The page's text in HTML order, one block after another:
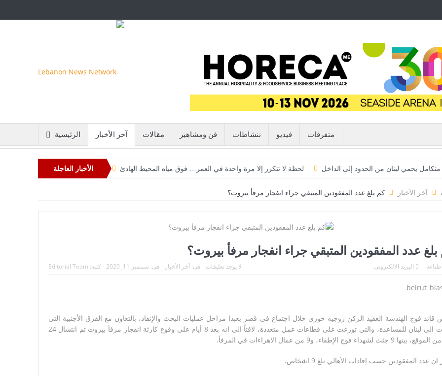
الرئيسية آخر الأخبار مقالات فن ومشاهير ننشاطات فيديو متفرقات
الأخبار العاجلة لحظة لا تتكرر إلا مرة واحدة في العمر… فوق مياه المحيط الهادئ متكامل يحمي لبنان من الحدود إلى الداخل
“فيفا” يتراجع تحت ضغط العالم… وإنفانتينو يواجه إحدى أكبر هزائمه السياسية لكن الخطر لا يزال مشتعلاً
لاندو نوريس ينهي انتظاراً دام ٨ أشهر… ويُعيد مكلارين إلى منصة الانتصار في سباق المجر خطيرة جديدة…
من الديمان إلى مذابح الكنيسة… البطريرك الياس الحويّك طوباويًا: لبنان يستعيد أبًا للكنيسة والوطن
آخر الأخبار كم بلغ عدد المفقودين المتبقي جراء انفجار مرفأ بيروت؟
عدد المفقودين المتبقي جراء انفجار مرفأ بيروت؟
كتبه: Editorial Team فى: سبتمبر 11, 2020 فى:آخر الأخبار لا يوجد تعليقات طباعة البريد الالكترونى
فوج الهندسة العقيد الركن روجيه خوري خلال اجتماع في قصر بعبدا مراحل عمليات البحث والإنقاذ، بالتعاون مع الفرق الأجنبية التي
قدمت الى لبنان للمساعدة، والتي توزعت على قطاعات عمل متعددة، لافتاً الى انه بعد 8 أيام على وقوع كارثة انفجار مرفأ بيروت تم انتشال 24
9 جثث لشهداء فوج الإطفاء، و9 من عمال الاهراءات في المرفأ.
عدد المفقودين حسب إفادات الأهالي بلغ 9 اشخاص.